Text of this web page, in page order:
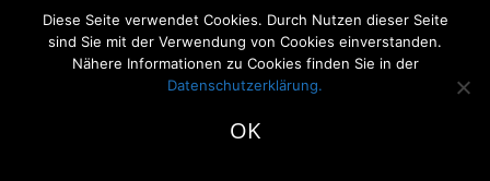
COMMENTS
Diese Seite verwendet Cookies. Durch Nutzen dieser Seite
sind Sie mit der Verwendung von Cookies einverstanden.
Nähere Informationen zu Cookies finden Sie in der
Datenschutzerklärung.
OK